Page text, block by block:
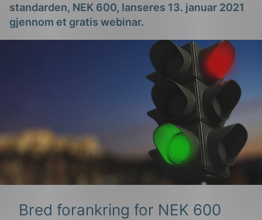
standarden, NEK 600, lanseres 13. januar 2021
gjennom et gratis webinar.
Bred forankring for NEK 600